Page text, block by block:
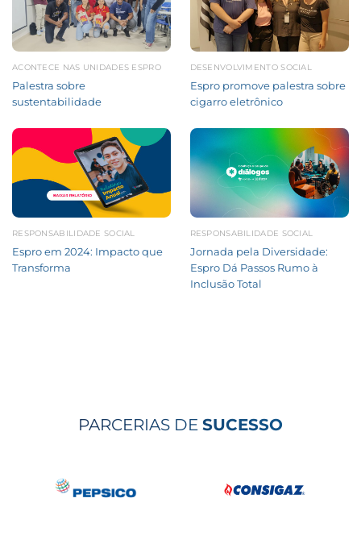
ACONTECE NAS UNIDADES ESPRO
Palestra sobre
sustentabilidade
DESENVOLVIMENTO SOCIAL
Espro promove palestra sobre
cigarro eletrônico
RESPONSABILIDADE SOCIAL
Espro em 2024: Impacto que
Transforma
RESPONSABILIDADE SOCIAL
Jornada pela Diversidade:
Espro Dá Passos Rumo à
Inclusão Total
PARCERIAS DE SUCESSO